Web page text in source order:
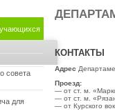
совета
для
КОНТАКТЫ
Адрес
Проезд:
— от ст. м.
— от ст. м.
— от Курского